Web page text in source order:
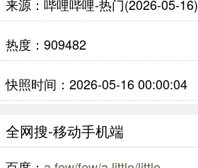
来源：哔哩哔哩-热门(2026-05-16)
热度：909482
快照时间：2026-05-16 00:00:04
全网搜-移动手机端